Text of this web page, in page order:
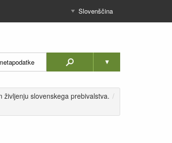
slovenskega prebivalstva. /